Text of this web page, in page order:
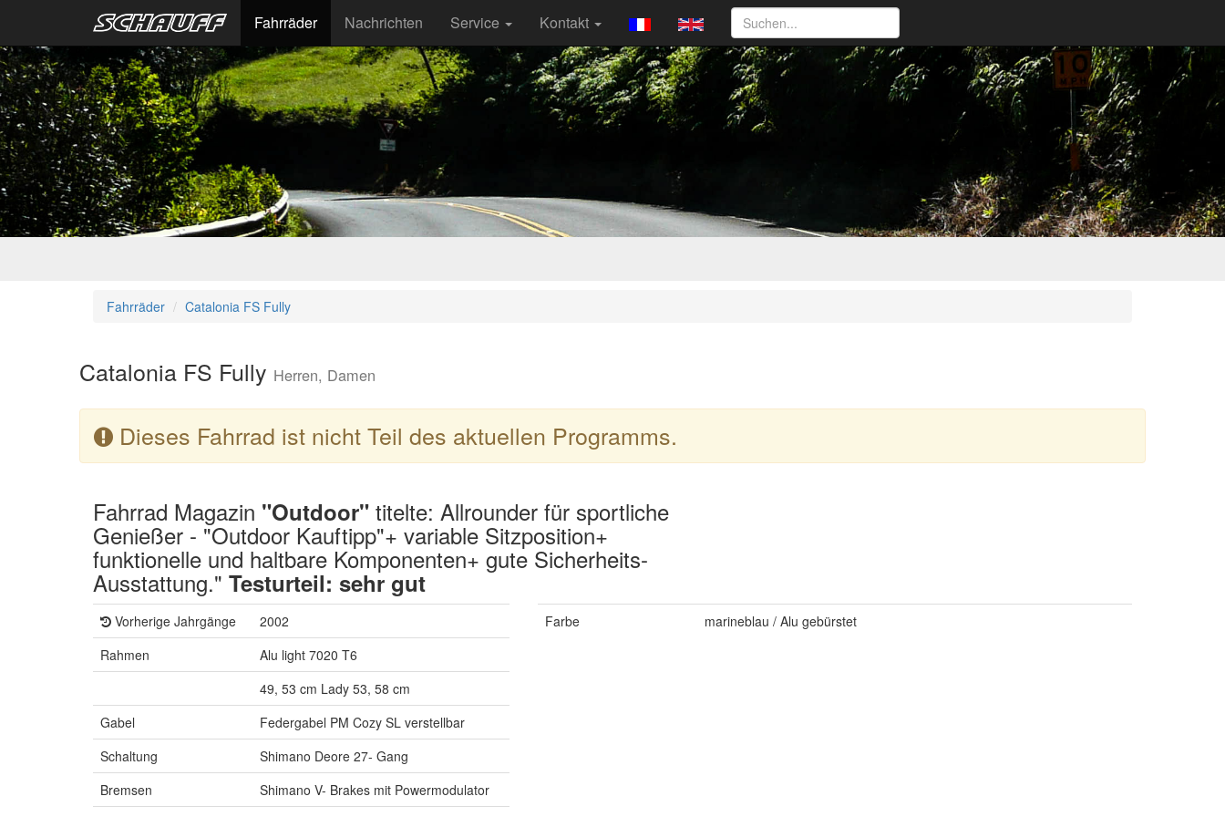
Fahrräder Nachrichten Service Kontakt
Fahrräder Catalonia FS Fully
Catalonia FS Fully Herren, Damen
Dieses Fahrrad ist nicht Teil des aktuellen Programms.
Fahrrad Magazin "Outdoor" titelte: Allrounder für sportliche
Genießer - "Outdoor Kauftipp"+ variable Sitzposition+
funktionelle und haltbare Komponenten+ gute Sicherheits-
Ausstattung." Testurteil: sehr gut
Vorherige Jahrgänge
2002
Rahmen
Alu light 7020 T6
49, 53 cm Lady 53, 58 cm
Gabel
Federgabel PM Cozy SL verstellbar
Schaltung
Shimano Deore 27- Gang
Bremsen
Shimano V- Brakes mit Powermodulator
Farbe marineblau / Alu gebürstet